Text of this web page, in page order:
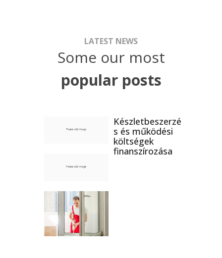
LATEST NEWS
Some our most
popular posts
Készletbeszerzé
s és működési
költségek
finanszírozása